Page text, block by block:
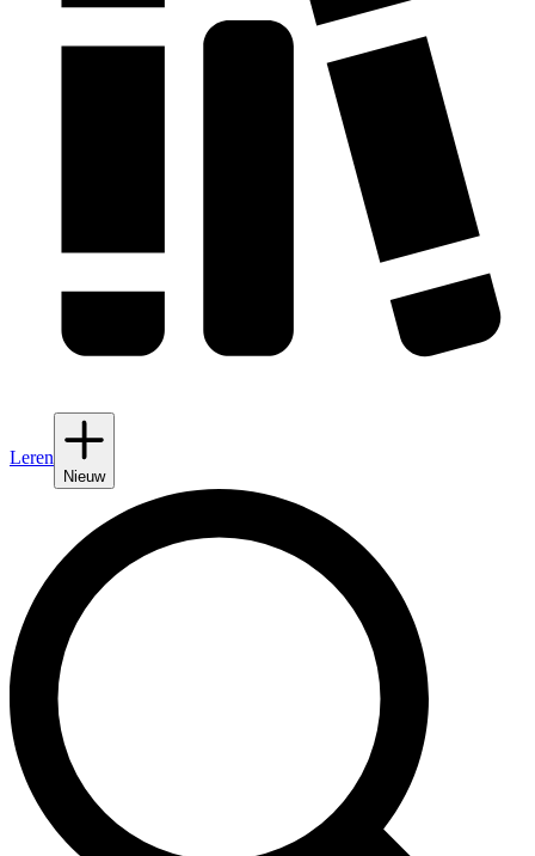
Leren
Nieuw